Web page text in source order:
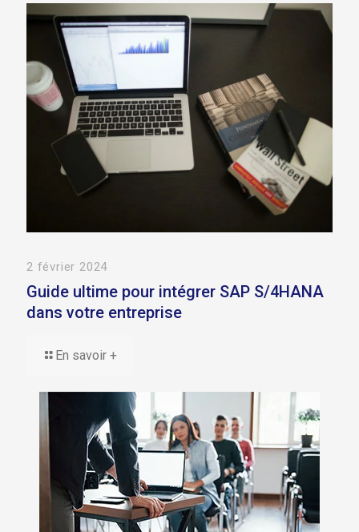
2 février 2024
Guide ultime pour intégrer SAP S/4HANA
dans votre entreprise
En savoir +